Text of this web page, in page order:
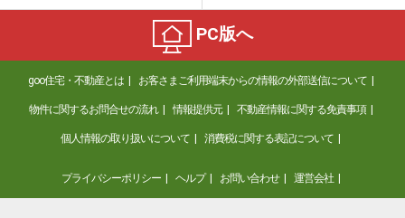
PC版へ
goo住宅・不動産とは お客さまご利用端末からの情報の外部送信について
物件に関するお問合せの流れ 情報提供元 不動産情報に関する免責事項
個人情報の取り扱いについて 消費税に関する表記について
プライバシーポリシー ヘルプ お問い合わせ 運営会社